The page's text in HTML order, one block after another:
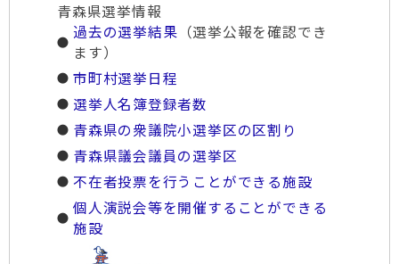
青森県選挙情報
過去の選挙結果 （選挙公報を確認でき
ます）
市町村選挙日程
選挙人名簿登録者数
青森県の衆議院小選挙区の区割り
青森県議会議員の選挙区
不在者投票を行うことができる施設
個人演説会等を開催することができる
施設